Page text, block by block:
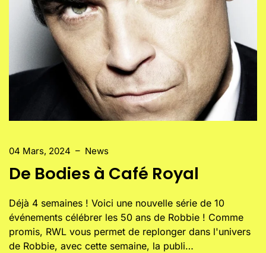
04 Mars, 2024 – News
De Bodies à Café Royal
Déjà 4 semaines ! Voici une nouvelle série de 10
événements célébrer les 50 ans de Robbie ! Comme
promis, RWL vous permet de replonger dans l'univers
de Robbie, avec cette semaine, la publi…